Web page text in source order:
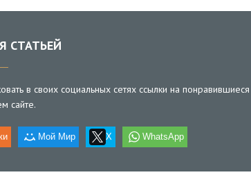
СТАТЬЕЙ
в своих социальных сетях ссылки на понравившиеся
сайте.
Мой Мир X WhatsApp